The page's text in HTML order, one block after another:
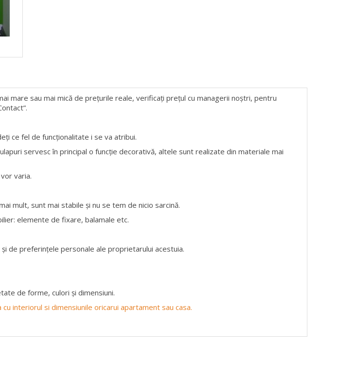
mare sau mai mică de prețurile reale, verificați prețul cu managerii noștri, pentru
ce fel de funcționalitate i se va atribui.
servesc în principal o funcție decorativă, altele sunt realizate din materiale mai
varia.
mult, sunt mai stabile și nu se tem de nicio sarcină.
elemente de fixare, balamale etc.
de preferințele personale ale proprietarului acestuia.
de forme, culori și dimensiuni.
interiorul si dimensiunile oricarui apartament sau casa.